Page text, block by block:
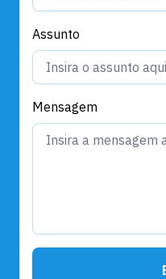
Assunto
Mensagem